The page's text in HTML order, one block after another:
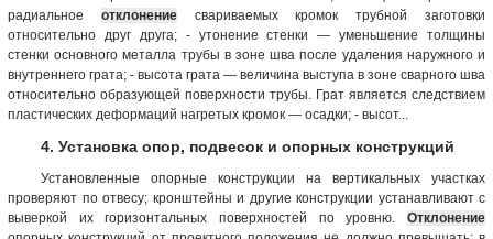
радиальное отклонениесвариваемых кромок трубной заготовки
относительно друг друга; - утонение стенки — уменьшение толщины
стенки основного металла трубы в зоне шва после удаления наружного и
внутреннего грата; - высота грата — величина выступа в зоне сварного шва
относительно образующей поверхности трубы. Грат является следствием
пластических деформаций нагретых кромок — осадки; - высот...
4. Установка опор, подвесок и опорных конструкций
Установленные опорные конструкции на вертикальных участках
проверяют по отвесу; кронштейны и другие конструкции устанавливают с
выверкой их горизонтальных поверхностей по уровню. Отклонение